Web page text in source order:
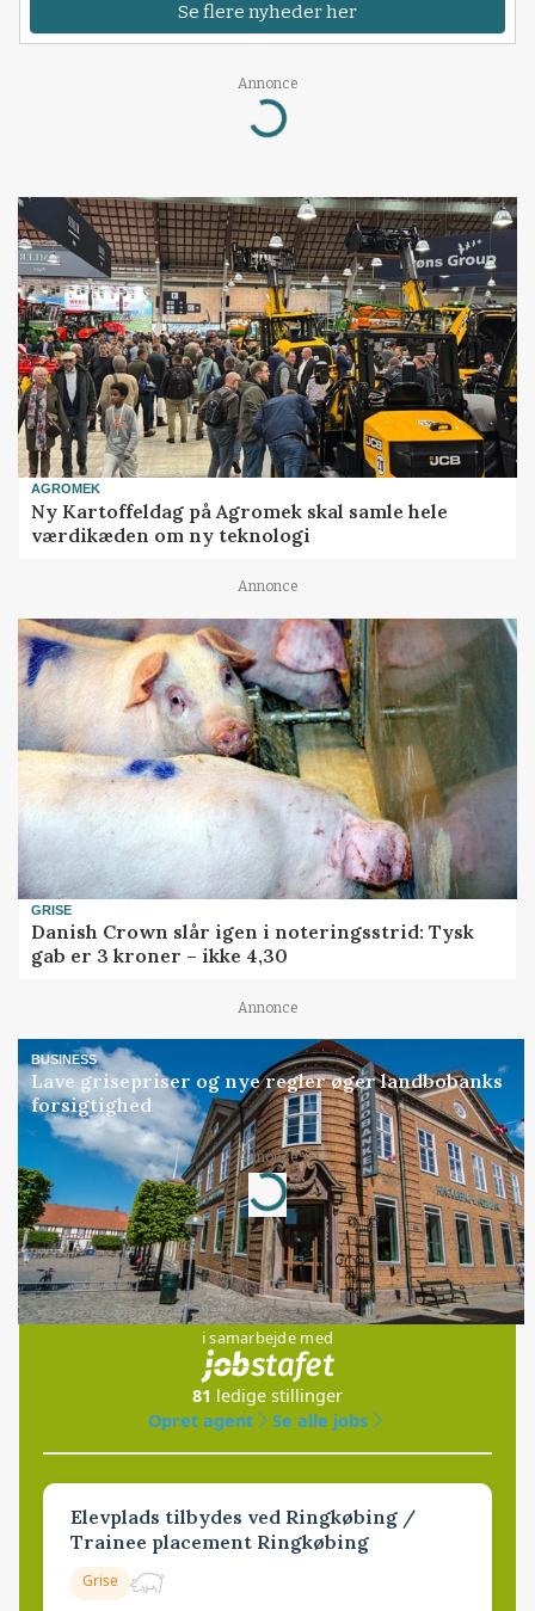
Se flere nyheder her
Annonce
Loading...
AGROMEK
Ny Kartoffeldag på Agromek skal samle hele
værdikæden om ny teknologi
Annonce
GRISE
Danish Crown slår igen i noteringsstrid: Tysk
gab er 3 kroner – ikke 4,30
Annonce
BUSINESS
Lave grisepriser og nye regler øger landbobanks
forsigtighed
Annonce
Loading...
Jobs
i samarbejde med
81 ledige stillinger
Opret agent
Se alle jobs
Elevplads tilbydes ved Ringkøbing /
Trainee placement Ringkøbing
Grise